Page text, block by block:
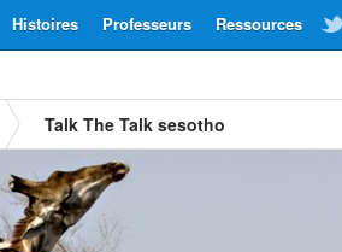
Ressources
Professeurs
Histoires
Talk The Talk sesotho